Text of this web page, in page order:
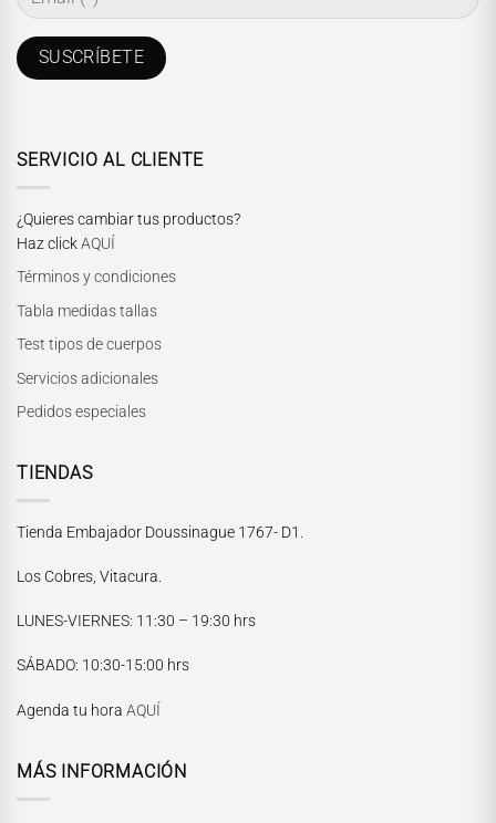
SERVICIO AL CLIENTE
¿Quieres cambiar tus productos?
Haz clickAQUÍ
Términos y condiciones
Tabla medidas tallas
Test tipos de cuerpos
Servicios adicionales
Pedidos especiales
TIENDAS
Tienda Embajador Doussinague 1767- D1.
Los Cobres, Vitacura.
LUNES-VIERNES: 11:30 – 19:30 hrs
SÁBADO: 10:30-15:00 hrs
Agenda tu hora AQUÍ
MÁS INFORMACIÓN
María Paskaró